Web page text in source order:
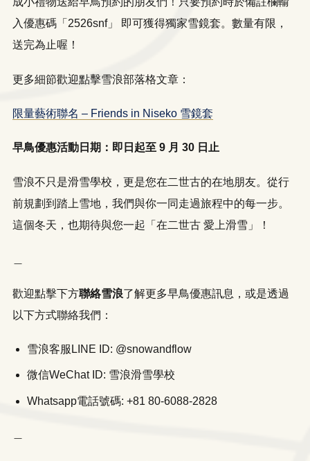
入優惠碼「2526snf」 即可獲得獨家雪鏡套。數量有限，
送完為止喔！
更多細節歡迎點擊雪浪部落格文章：
限量藝術聯名 – Friends in Niseko 雪鏡套
早鳥優惠活動日期：即日起至 9 月 30 日止
雪浪不只是滑雪學校，更是您在二世古的在地朋友。從行
前規劃到踏上雪地，我們與你一同走過旅程中的每一步。
這個冬天，也期待與您一起「在二世古 愛上滑雪」！
歡迎點擊下方聯絡雪浪了解更多早鳥優惠訊息，或是透過
以下方式聯絡我們：
雪浪客服LINE ID: @snowandflow
微信WeChat ID: 雪浪滑雪學校
Whatsapp電話號碼: +81 80-6088-2828